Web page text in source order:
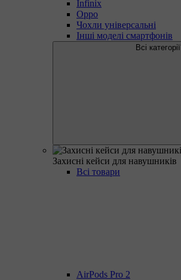
Infinix
Oppo
Чохли універсальні
Інші моделі смартфонів
Всі категорії
Захисні кейси для навушників
Всі товари
AirPods Pro 2